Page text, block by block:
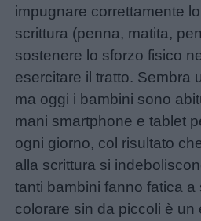
femminili
Frasi
e
aforismi
Buongiorno
Buonanotte
impugnare correttamente
scrittura (penna, matita,
sostenere lo sforzo fisico
esercitare il tratto. Sembra
ma oggi i bambini sono
mani smartphone e tablet
ogni giorno, col risultato
alla scrittura si
tanti bambini fanno fatica a
colorare sin da piccoli è un